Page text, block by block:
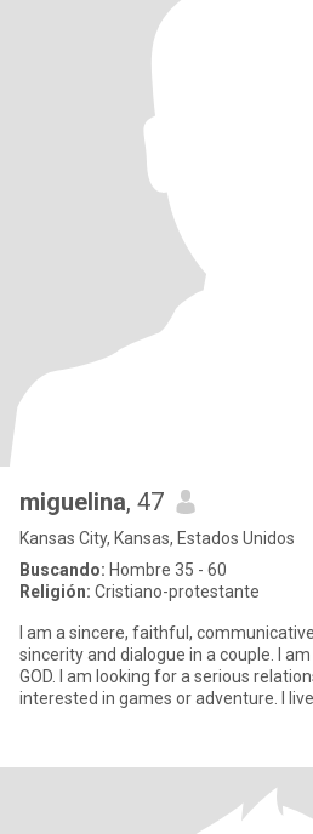
miguelina, 47
Kansas City, Kansas, Estados Unidos
Buscando: Hombre 35 - 60
Religión: Cristiano-protestante
I am a sincere, faithful,
sincerity and dialogue in a couple. I am very
GOD. I am looking for a serious
interested in games or adventure. I